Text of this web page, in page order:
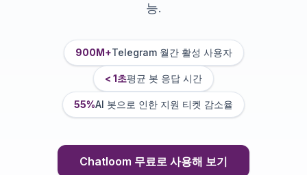
능.
900M+Telegram 월간 활성 사용자
< 1초평균 봇 응답 시간
55%AI 봇으로 인한 지원 티켓 감소율
Chatloom 무료로 사용해 보기